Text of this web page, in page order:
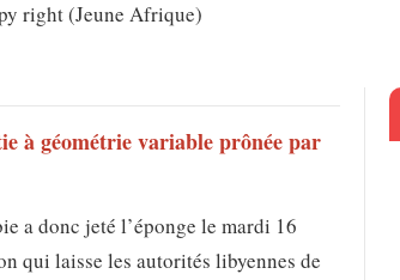
à géométrie variable prônée par
a donc jeté l’éponge le mardi 16
qui laisse les autorités libyennes de